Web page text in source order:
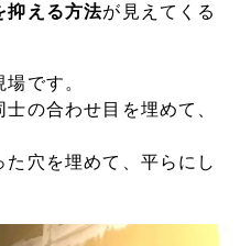
抑える方法が見えてくる
です。
士の合わせ目を埋めて、
た穴を埋めて、平らにし